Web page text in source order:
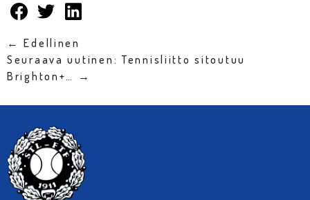
← Edellinen
Seuraava uutinen: Tennisliitto sitoutuu
Brighton+… →